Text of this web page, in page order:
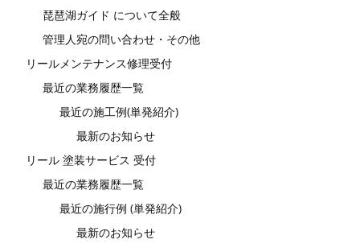
琵琶湖ガイド について全般
管理人宛の問い合わせ・その他
リールメンテナンス修理受付
最近の業務履歴一覧
最近の施工例(単発紹介)
最新のお知らせ
リール 塗装サービス 受付
最近の業務履歴一覧
最近の施行例 (単発紹介)
最新のお知らせ